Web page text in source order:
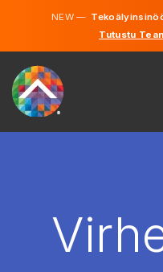
NEW —
Tutustu
VUOKRAUS